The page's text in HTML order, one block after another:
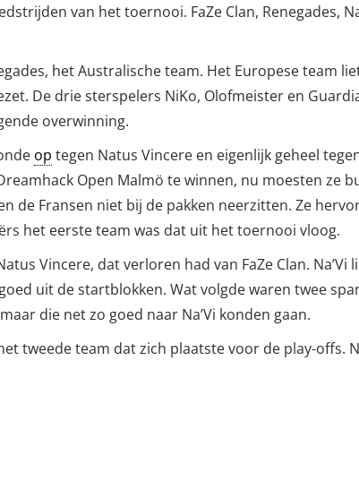
van het toernooi. FaZe Clan, Renegades,
het Australische team. Het Europese team
De drie sterspelers NiKo, Olofmeister en
overwinning.
op tegen Natus Vincere en eigenlijk geheel
Open Malmö te winnen, nu moesten ze
de Fransen niet bij de pakken neerzitten. Ze
het eerste team was dat uit het toernooi vloog.
Vincere, dat verloren had van FaZe Clan.
uit de startblokken. Wat volgde waren twee
die net zo goed naar Na’Vi konden gaan.
tweede team dat zich plaatste voor de play-offs.